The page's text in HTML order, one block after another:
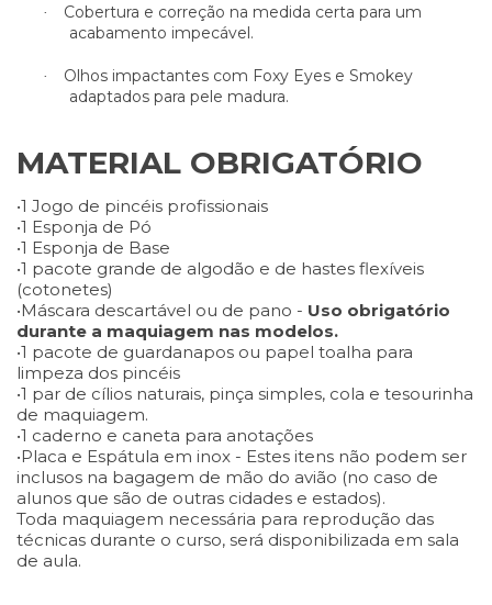
·
Cobertura e correção na medida certa para um
acabamento impecável.
·
Olhos impactantes com Foxy Eyes e Smokey
adaptados para pele madura.
MATERIAL OBRIGATÓRIO
•1 Jogo de pincéis profissionais
•1 Esponja de Pó
•1 Esponja de Base
•1 pacote grande de algodão e de hastes flexíveis
(cotonetes)
•Máscara descartável ou de pano - Uso obrigatório
durante a maquiagem nas modelos.
•1 pacote de guardanapos ou papel toalha para
limpeza dos pincéis
•1 par de cílios naturais, pinça simples, cola e tesourinha
de maquiagem.
•1 caderno e caneta para anotações
•Placa e Espátula em inox - Estes itens não podem ser
inclusos na bagagem de mão do avião (no caso de
alunos que são de outras cidades e estados).
Toda maquiagem necessária para reprodução das
técnicas durante o curso, será disponibilizada em sala
de aula.